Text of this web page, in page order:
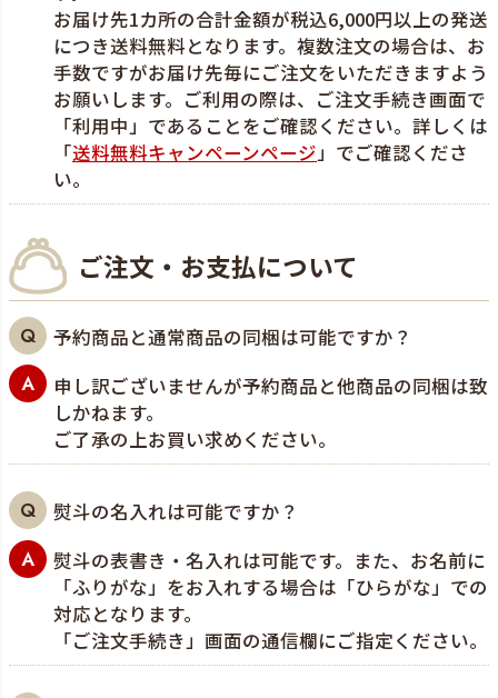
お届け先1カ所の合計金額が税込6,000円以上の発送
につき送料無料となります。複数注文の場合は、お
手数ですがお届け先毎にご注文をいただきますよう
お願いします。ご利用の際は、ご注文手続き画面で
「利用中」であることをご確認ください。詳しくは
「送料無料キャンペーンページ」でご確認くださ
い。
ご注文・お支払について
予約商品と通常商品の同梱は可能ですか？
申し訳ございませんが予約商品と他商品の同梱は致
しかねます。
ご了承の上お買い求めください。
熨斗の名入れは可能ですか？
熨斗の表書き・名入れは可能です。また、お名前に
「ふりがな」をお入れする場合は「ひらがな」での
対応となります。
「ご注文手続き」画面の通信欄にご指定ください。